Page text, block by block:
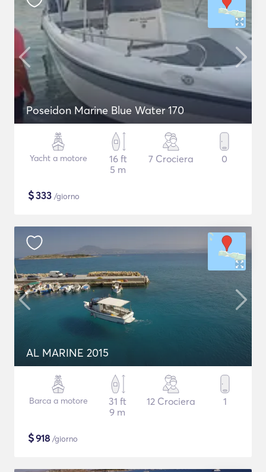
Poseidon Marine Blue Water 170
Yacht a motore
16 ft
5 m
7 Crociera 0
$333 /giorno
AL MARINE 2015
Barca a motore
31 ft
9 m
12 Crociera 1
$918 /giorno